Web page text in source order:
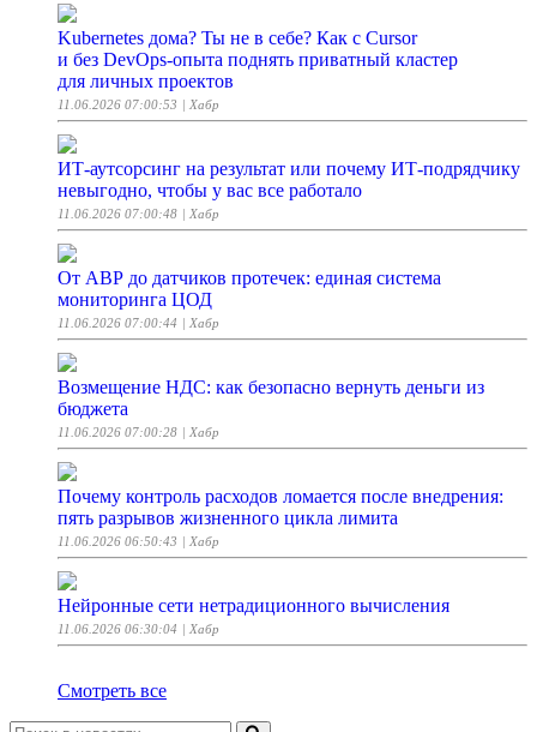
Kubernetes дома? Ты не в себе? Как с Cursor
и без DevOps-опыта поднять приватный кластер
для личных проектов
11.06.2026 07:00:53 | Хабр
ИТ-аутсорсинг на результат или почему ИТ-подрядчику
невыгодно, чтобы у вас все работало
11.06.2026 07:00:48 | Хабр
От АВР до датчиков протечек: единая система
мониторинга ЦОД
11.06.2026 07:00:44 | Хабр
Возмещение НДС: как безопасно вернуть деньги из
бюджета
11.06.2026 07:00:28 | Хабр
Почему контроль расходов ломается после внедрения:
пять разрывов жизненного цикла лимита
11.06.2026 06:50:43 | Хабр
Нейронные сети нетрадиционного вычисления
11.06.2026 06:30:04 | Хабр
Смотреть все